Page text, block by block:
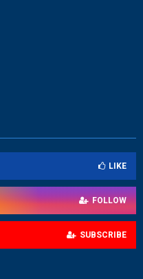
LIKE
FOLLOW
SUBSCRIBE